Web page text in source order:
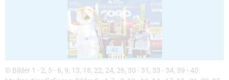
43
© Bilder 1 - 2, 5 - 6, 9, 13, 18, 22, 24, 26, 30 - 31, 33 - 34, 39 - 40: